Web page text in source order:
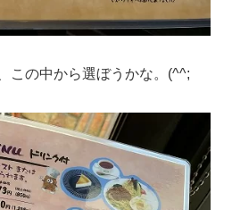
この中から選ぼうかな。(^^;